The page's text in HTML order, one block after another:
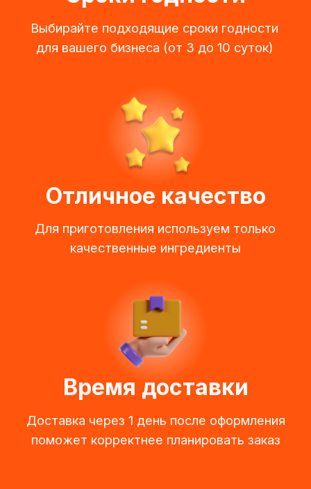
Доставка через 1 день после оформления
поможет корректнее планировать заказ
Время доставки
Получить дегустацию